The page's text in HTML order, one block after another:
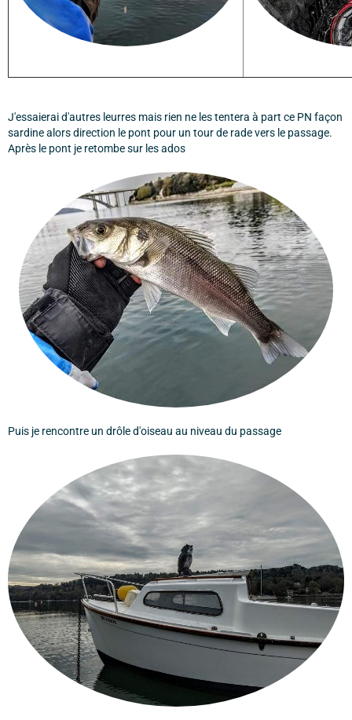
J'essaierai d'autres leurres mais rien ne les tentera à part ce PN façon
sardine alors direction le pont pour un tour de rade vers le passage.
Après le pont je retombe sur les ados
Puis je rencontre un drôle d'oiseau au niveau du passage